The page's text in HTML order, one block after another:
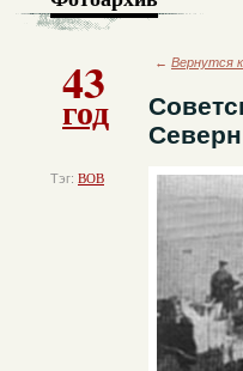
43
год
Тэг: ВОВ
← Вернутся